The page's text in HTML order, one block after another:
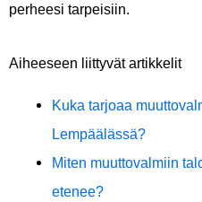
perheesi tarpeisiin.
Aiheeseen liittyvät artikkelit
Kuka tarjoaa
Lempäälässä?
Miten muuttovalmiin
etenee?